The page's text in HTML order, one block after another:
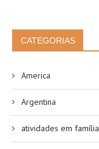
CATEGORIAS
America
Argentina
atividades em família